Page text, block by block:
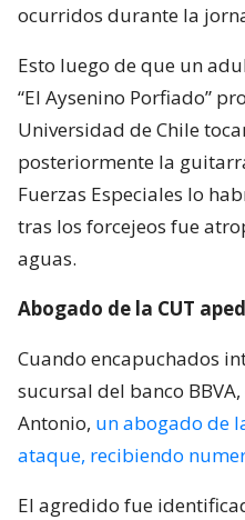
ocurridos durante la
Esto luego de que un
“El Aysenino Porfiado”
Universidad de Chile
posteriormente la
Fuerzas Especiales lo
tras los forcejeos fue
aguas.
Abogado de la CUT
Cuando encapuchados
sucursal del banco
Antonio, un abogado de
ataque, recibiendo
El agredido fue